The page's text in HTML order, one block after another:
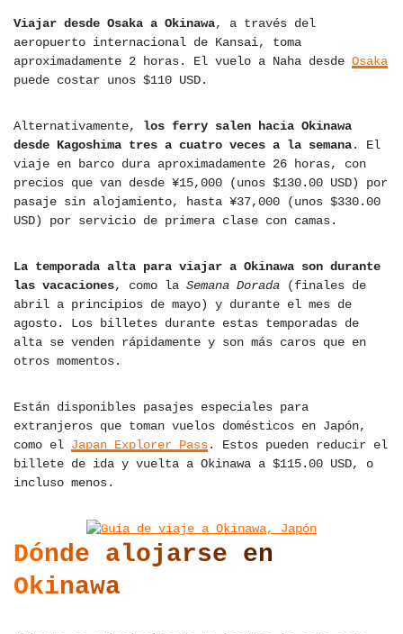
Viajar desde Osaka a Okinawa, a través del
aeropuerto internacional de Kansai, toma
aproximadamente 2 horas. El vuelo a Naha desde Osaka
puede costar unos $110 USD.
Alternativamente, los ferry salen hacia Okinawa
desde Kagoshima tres a cuatro veces a la semana. El
viaje en barco dura aproximadamente 26 horas, con
precios que van desde ¥15,000 (unos $130.00 USD) por
pasaje sin alojamiento, hasta ¥37,000 (unos $330.00
USD) por servicio de primera clase con camas.
La temporada alta para viajar a Okinawa son durante
las vacaciones, como la Semana Dorada (finales de
abril a principios de mayo) y durante el mes de
agosto. Los billetes durante estas temporadas de
alta se venden rápidamente y son más caros que en
otros momentos.
Están disponibles pasajes especiales para
extranjeros que toman vuelos domésticos en Japón,
como el Japan Explorer Pass. Estos pueden reducir el
billete de ida y vuelta a Okinawa a $115.00 USD, o
incluso menos.
Dónde alojarse en
Okinawa